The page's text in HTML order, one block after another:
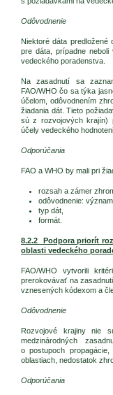
Odôvodnenie
Niektoré dáta predložené
pre dáta, prípadne
vedeckého poradenstva.
Na zasadnutí sa
FAO/WHO čo sa týka
účelom, odôvodnením
žiadania dát. Tieto
sú z rozvojových krajín)
účely vedeckého
Odporúčania
FAO a WHO by mali pri
rozsah a zámer
odôvodnenie:
typ dát,
formát.
8.2.2 Podpora priorít
oblasti vedeckého
FAO/WHO vytvorili
prerokovávať na
vznesených kódexom a
Odôvodnenie
Rozvojové krajiny nie
medzinárodných
o postupoch
oblastiach, nedostatok
Odporúčania